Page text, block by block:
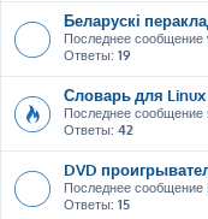
Беларускі
Последнее сообщение
Ответы: 19
Словарь для Linux
Последнее сообщение
Ответы: 42
DVD
Последнее сообщение
Ответы: 15